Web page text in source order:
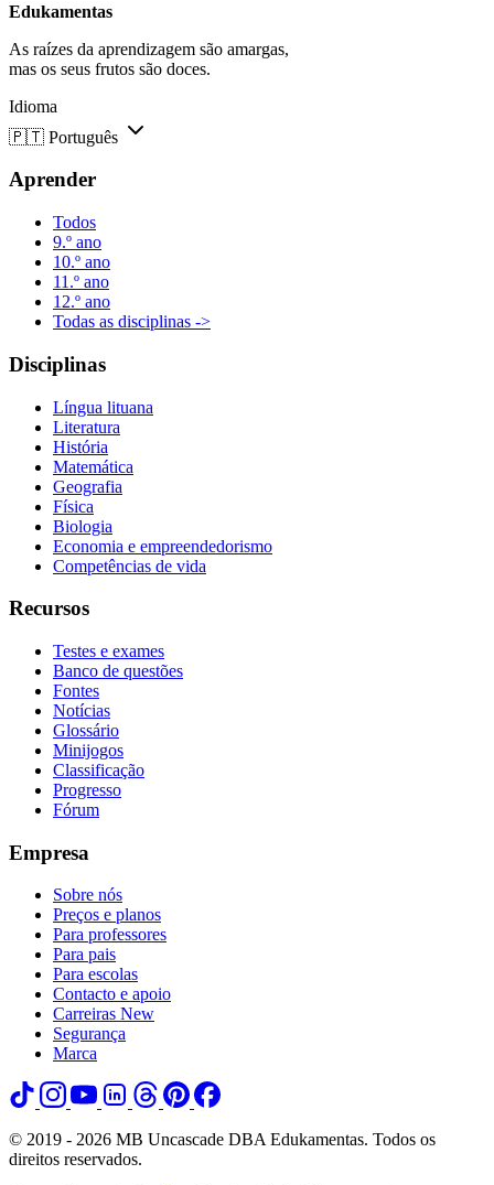
Edukamentas
As raízes da aprendizagem são amargas,
mas os seus frutos são doces.
Idioma
🇵🇹 Português
Aprender
Todos
9.º ano
10.º ano
11.º ano
12.º ano
Todas as disciplinas ->
Disciplinas
Língua lituana
Literatura
História
Matemática
Geografia
Física
Biologia
Economia e empreendedorismo
Competências de vida
Recursos
Testes e exames
Banco de questões
Fontes
Notícias
Glossário
Minijogos
Classificação
Progresso
Fórum
Empresa
Sobre nós
Preços e planos
Para professores
Para pais
Para escolas
Contacto e apoio
Carreiras New
Segurança
Marca
© 2019 - 2026 MB Uncascade DBA Edukamentas. Todos os
direitos reservados.